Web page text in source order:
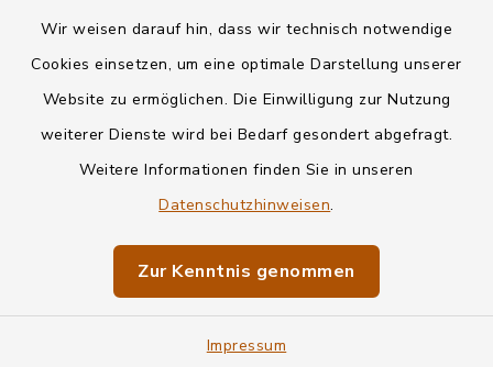
Wir weisen darauf hin, dass wir technisch notwendige
Cookies einsetzen, um eine optimale Darstellung unserer
Website zu ermöglichen. Die Einwilligung zur Nutzung
weiterer Dienste wird bei Bedarf gesondert abgefragt.
Weitere Informationen finden Sie in unseren
Datenschutzhinweisen.
Zur Kenntnis genommen
Impressum
Kontakt
Informationspflichten
Impressum
Sitemap